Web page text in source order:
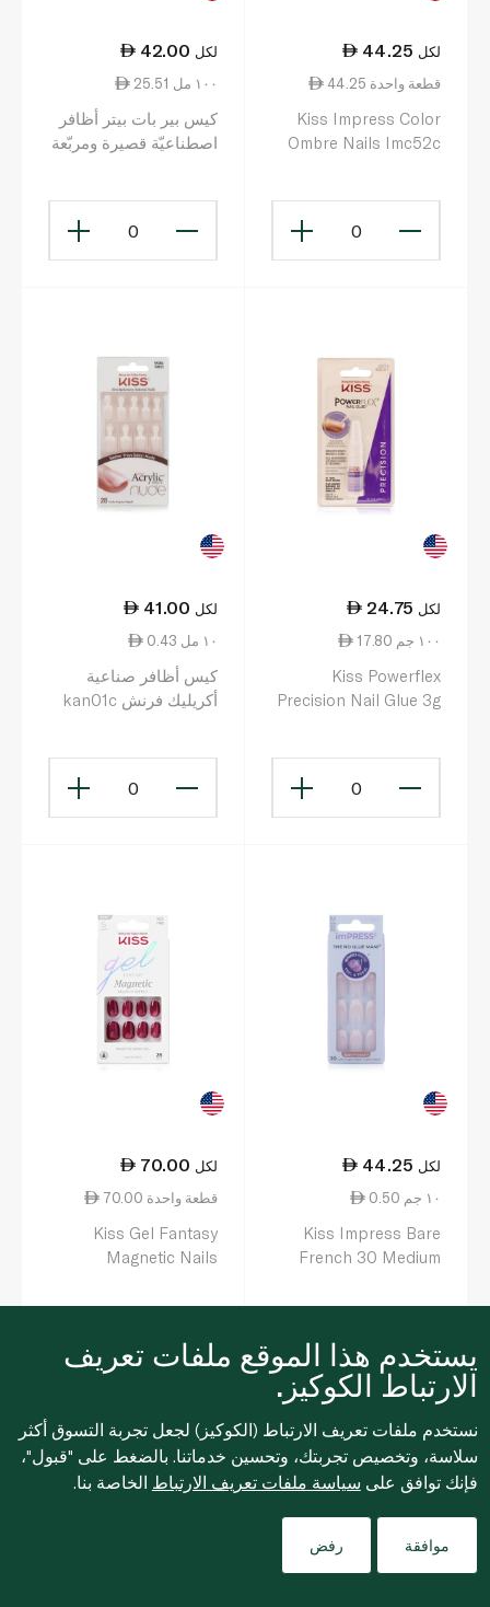
44.25 لكل
44.25 قطعة واحدة
Kiss Impress Color
Ombre Nails Imc52c
0
42.00 لكل
25.51 ١٠٠ مل
كيس بير بات بيتر أظافر
اصطناعيّة قصيرة ومربّعة
0
24.75 لكل
17.80 ١٠٠ جم
Kiss Powerflex
Precision Nail Glue 3g
0
41.00 لكل
0.43 ١٠ مل
كيس أظافر صناعية
أكريليك فرنش kan01c
0
44.25 لكل
0.50 ١٠ جم
Kiss Impress Bare
French 30 Medium
70.00 لكل
70.00 قطعة واحدة
Kiss Gel Fantasy
Magnetic Nails
يستخدم هذا الموقع ملفات تعريف
الارتباط الكوكيز.
نستخدم ملفات تعريف الارتباط (الكوكيز) لجعل تجربة التسوق أكثر
سلاسة، وتخصيص تجربتك، وتحسين خدماتنا. بالضغط على "قبول"،
فإنك توافق على سياسة ملفات تعريف الارتباط الخاصة بنا.
موافقة رفض